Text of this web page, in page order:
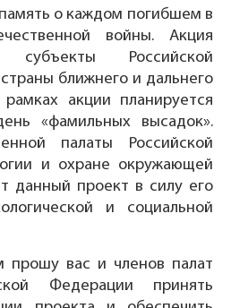
о каждом погибшем в
войны. Акция
Российской
ближнего и дальнего
акции планируется
«фамильных высадок».
палаты Российской
и охране окружающей
данный проект в силу его
и социальной
прошу вас и членов палат
Федерации принять